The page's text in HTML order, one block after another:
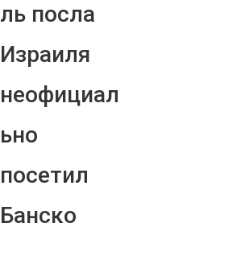
ль посла
Израиля
неофициал
ьно
посетил
Банско